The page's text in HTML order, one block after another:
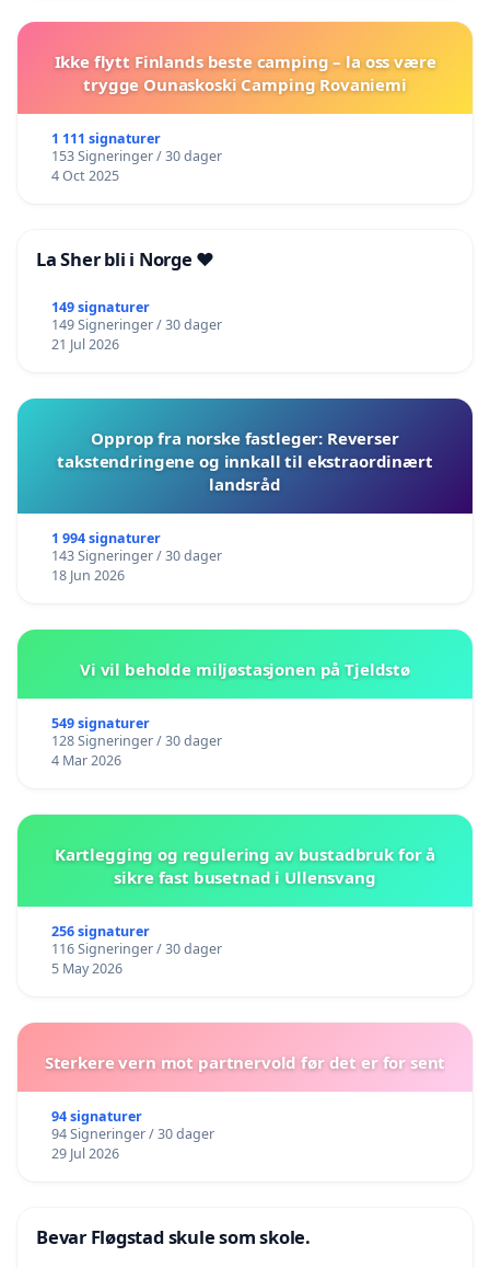
Ikke flytt Finlands beste camping – la oss være
trygge Ounaskoski Camping Rovaniemi
1 111 signaturer
153 Signeringer / 30 dager
4 Oct 2025
La Sher bli i Norge ❤️
149 signaturer
149 Signeringer / 30 dager
21 Jul 2026
Opprop fra norske fastleger: Reverser
takstendringene og innkall til ekstraordinært
landsråd
1 994 signaturer
143 Signeringer / 30 dager
18 Jun 2026
Vi vil beholde miljøstasjonen på Tjeldstø
549 signaturer
128 Signeringer / 30 dager
4 Mar 2026
Kartlegging og regulering av bustadbruk for å
sikre fast busetnad i Ullensvang
256 signaturer
116 Signeringer / 30 dager
5 May 2026
Sterkere vern mot partnervold før det er for sent
94 signaturer
94 Signeringer / 30 dager
29 Jul 2026
Bevar Fløgstad skule som skole.